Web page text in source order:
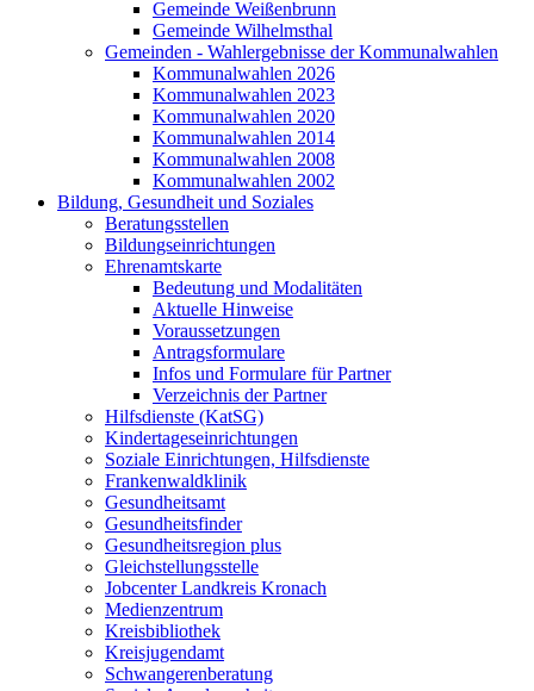
Gemeinde Weißenbrunn
Gemeinde Wilhelmsthal
Gemeinden - Wahlergebnisse der Kommunalwahlen
Kommunalwahlen 2026
Kommunalwahlen 2023
Kommunalwahlen 2020
Kommunalwahlen 2014
Kommunalwahlen 2008
Kommunalwahlen 2002
Bildung, Gesundheit und Soziales
Beratungsstellen
Bildungseinrichtungen
Ehrenamtskarte
Bedeutung und Modalitäten
Aktuelle Hinweise
Voraussetzungen
Antragsformulare
Infos und Formulare für Partner
Verzeichnis der Partner
Hilfsdienste (KatSG)
Kindertageseinrichtungen
Soziale Einrichtungen, Hilfsdienste
Frankenwaldklinik
Gesundheitsamt
Gesundheitsfinder
Gesundheitsregion plus
Gleichstellungsstelle
Jobcenter Landkreis Kronach
Medienzentrum
Kreisbibliothek
Kreisjugendamt
Schwangerenberatung